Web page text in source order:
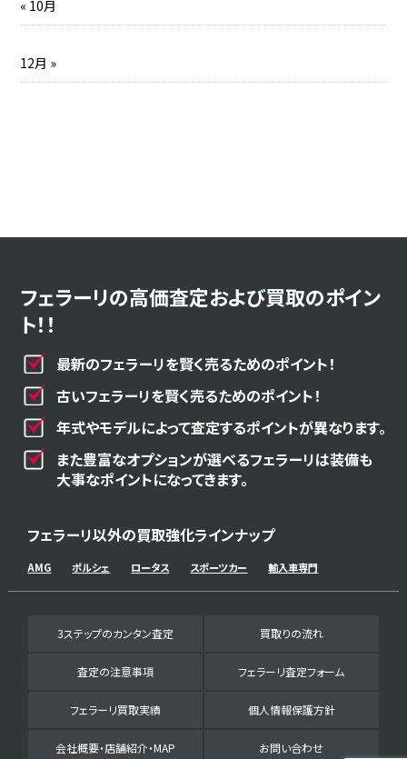
« 10月
12月 »
フェラーリの高価査定および買取のポイン
ト！！
最新のフェラーリを賢く売るためのポイント！
古いフェラーリを賢く売るためのポイント！
年式やモデルによって査定するポイントが異なります。
また豊富なオプションが選べるフェラーリは装備も
大事なポイントになってきます。
フェラーリ以外の買取強化ラインナップ
AMG ポルシェ ロータス スポーツカー 輸入車専門
3ステップのカンタン査定 買取りの流れ
査定の注意事項 フェラーリ査定フォーム
フェラーリ買取実績 個人情報保護方針
会社概要・店舗紹介・MAP お問い合わせ